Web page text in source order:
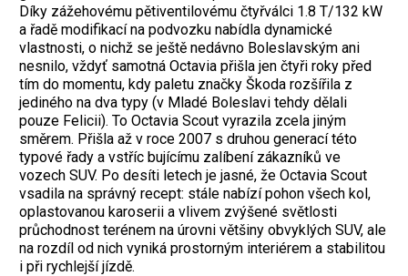
Díky zážehovému pětiventilovému čtyřválci 1.8 T/132 kW
a řadě modifikací na podvozku nabídla dynamické
vlastnosti, o nichž se ještě nedávno Boleslavským ani
nesnilo, vždyť samotná Octavia přišla jen čtyři roky před
tím do momentu, kdy paletu značky Škoda rozšířila z
jediného na dva typy (v Mladé Boleslavi tehdy dělali
pouze Felicii). To Octavia Scout vyrazila zcela jiným
směrem. Přišla až v roce 2007 s druhou generací této
typové řady a vstříc bujícímu zalíbení zákazníků ve
vozech SUV. Po desíti letech je jasné, že Octavia Scout
vsadila na správný recept: stále nabízí pohon všech kol,
oplastovanou karoserii a vlivem zvýšené světlosti
průchodnost terénem na úrovni většiny obvyklých SUV, ale
na rozdíl od nich vyniká prostorným interiérem a stabilitou
i při rychlejší jízdě.